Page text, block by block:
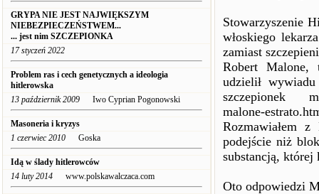
GRYPA NIE JEST NAJWIĘKSZYM
NIEBEZPIECZEŃSTWEM...
... jest nim SZCZEPIONKA
17 styczeń 2022
Problem ras i cech genetycznych a ideologia
hitlerowska
13 październik 2009 Iwo Cyprian Pogonowski
Masoneria i kryzys
1 czerwiec 2010 Goska
Idą w ślady hitlerowców
14 luty 2014 www.polskawalczaca.com
Stowarzyszenie
włoskiego
zamiast
Robert Malone,
udzielił
szczepionek
malone-
Rozmawiałem
podejście niż
substancją, której
Oto odpowiedzi